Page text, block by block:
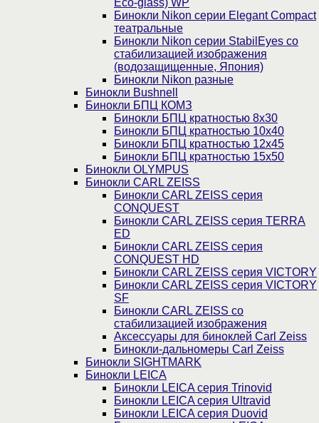
Eco-glass) WP
Бинокли Nikon серии Elegant Compact
театральные
Бинокли Nikon серии StabilEyes со
стабилизацией изображения
(водозащищенные, Япония)
Бинокли Nikon разные
Бинокли Bushnell
Бинокли БПЦ КОМЗ
Бинокли БПЦ кратностью 8х30
Бинокли БПЦ кратностью 10х40
Бинокли БПЦ кратностью 12х45
Бинокли БПЦ кратностью 15х50
Бинокли OLYMPUS
Бинокли CARL ZEISS
Бинокли CARL ZEISS серия
CONQUEST
Бинокли CARL ZEISS серия TERRA
ED
Бинокли CARL ZEISS серия
CONQUEST HD
Бинокли CARL ZEISS серия VICTORY
Бинокли CARL ZEISS серия VICTORY
SF
Бинокли CARL ZEISS со
стабилизацией изображения
Аксессуары для биноклей Carl Zeiss
Бинокли-дальномеры Carl Zeiss
Бинокли SIGHTMARK
Бинокли LEICA
Бинокли LEICA серия Trinovid
Бинокли LEICA серия Ultravid
Бинокли LEICA серия Duovid